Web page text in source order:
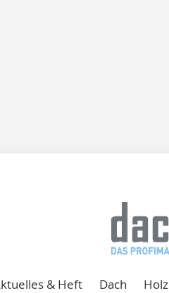
& Heft Dach